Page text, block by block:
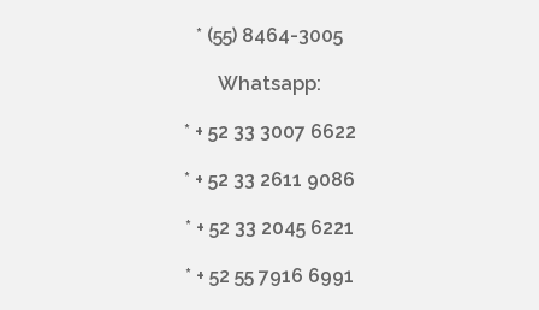
* (55) 8464-3005
Whatsapp:
* + 52 33 3007 6622
* + 52 33 2611 9086
* + 52 33 2045 6221
* + 52 55 7916 6991